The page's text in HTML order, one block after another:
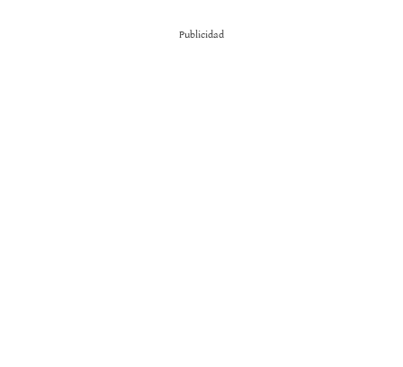
Publicidad